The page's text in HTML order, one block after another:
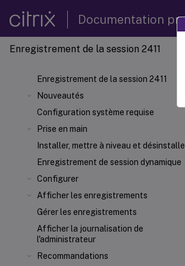
Documentation
Enregistrement de la session 2411
Enregistrement de la session 2411
Nouveautés
Configuration système requise
Prise en main
Installer, mettre à niveau et
Enregistrement de session dynamique
Configurer
Afficher les enregistrements
Gérer les enregistrements
Afficher la journalisation de
l'administrateur
Recommandations